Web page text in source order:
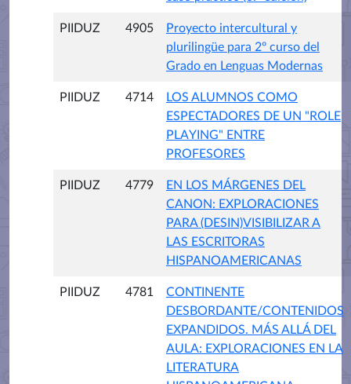
PIIDUZ 4905
Proyecto intercultural y
plurilingüe para 2º curso del
Grado en Lenguas Modernas
PIIDUZ 4714
LOS ALUMNOS COMO
ESPECTADORES DE UN "ROLE
PLAYING" ENTRE
PROFESORES
PIIDUZ 4779
EN LOS MÁRGENES DEL
CANON: EXPLORACIONES
PARA (DESIN)VISIBILIZAR A
LAS ESCRITORAS
HISPANOAMERICANAS
PIIDUZ 4781
CONTINENTE
DESBORDANTE/CONTENIDOS
EXPANDIDOS. MÁS ALLÁ DEL
AULA: EXPLORACIONES EN LA
LITERATURA